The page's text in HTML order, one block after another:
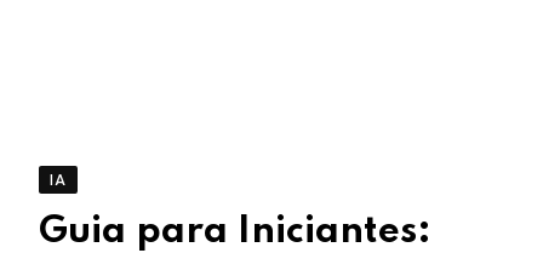
IA
Guia para Iniciantes: